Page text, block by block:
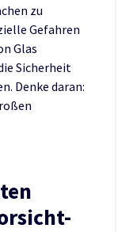
zu
Gefahren
Glas
Sicherheit
Denke daran: